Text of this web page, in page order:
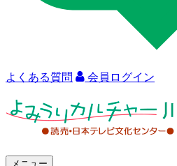
よくある質問 会員ログイン
メニュー